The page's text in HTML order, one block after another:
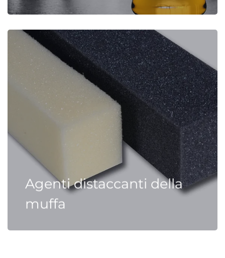
Agenti distaccanti della
muffa